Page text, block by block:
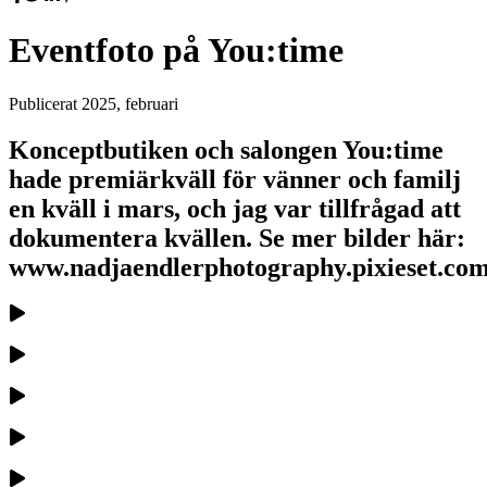
Eventfoto på You:time
Publicerat 2025, februari
Konceptbutiken och salongen You:time
hade premiärkväll för vänner och familj
en kväll i mars, och jag var tillfrågad att
dokumentera kvällen. Se mer bilder här: